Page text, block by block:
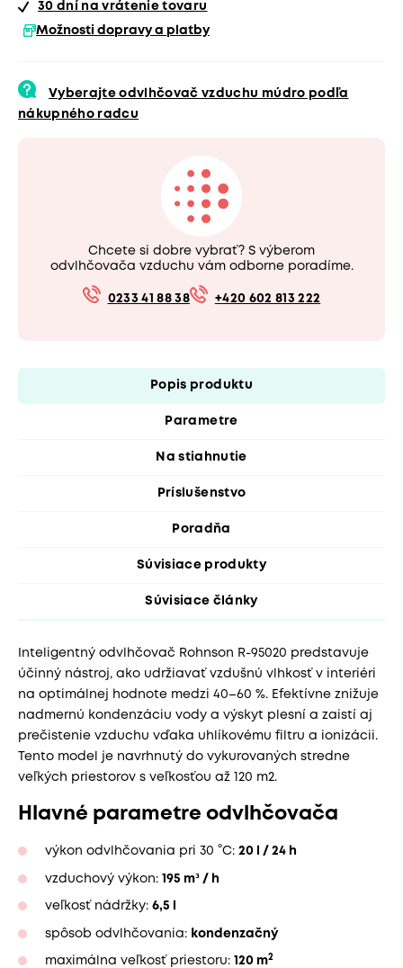
30 dní na vrátenie tovaru
Možnosti dopravy a platby
Vyberajte odvlhčovač vzduchu múdro podľa
nákupného radcu
Chcete si dobre vybrať? S výberom
odvlhčovača vzduchu vám odborne poradíme.
0233 41 88 38 +420 602 813 222
Popis produktu
Parametre
Na stiahnutie
Príslušenstvo
Poradňa
Súvisiace produkty
Súvisiace články
Inteligentný odvlhčovač Rohnson R-95020 predstavuje
účinný nástroj, ako udržiavať vzdušnú vlhkosť v interiéri
na optimálnej hodnote medzi 40–60 %. Efektívne znižuje
nadmernú kondenzáciu vody a výskyt plesní a zaistí aj
prečistenie vzduchu vďaka uhlíkovému filtru a ionizácii.
Tento model je navrhnutý do vykurovaných stredne
veľkých priestorov s veľkosťou až 120 m2.
Hlavné parametre odvlhčovača
výkon odvlhčovania pri 30 °C: 20 l / 24 h
vzduchový výkon: 195 m³ / h
veľkosť nádržky: 6,5 l
spôsob odvlhčovania: kondenzačný
maximálna veľkosť priestoru: 120 m2